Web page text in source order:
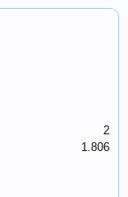
2
1.806